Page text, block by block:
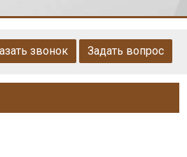
звонок Задать вопрос